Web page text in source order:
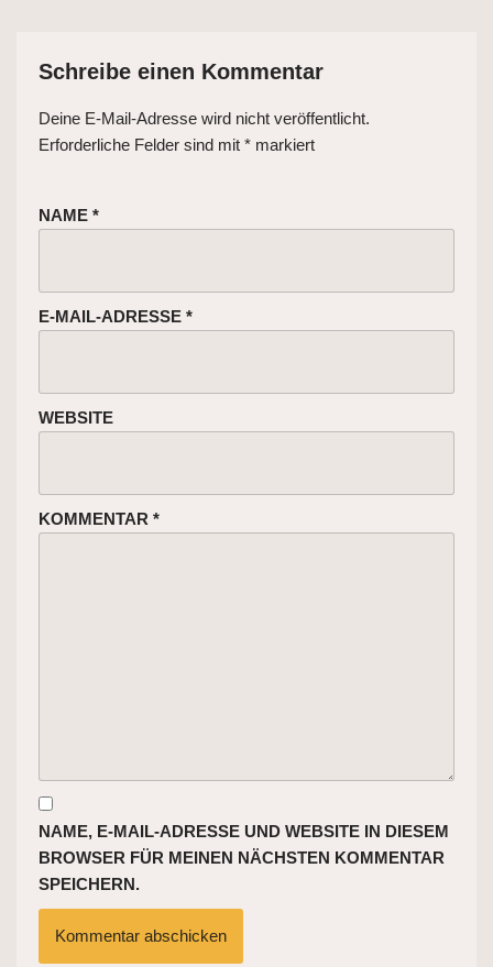
Schreibe einen Kommentar
Deine E-Mail-Adresse wird nicht veröffentlicht.
Erforderliche Felder sind mit * markiert
NAME *
E-MAIL-ADRESSE *
WEBSITE
KOMMENTAR *
NAME, E-MAIL-ADRESSE UND WEBSITE IN DIESEM
BROWSER FÜR MEINEN NÄCHSTEN KOMMENTAR
SPEICHERN.